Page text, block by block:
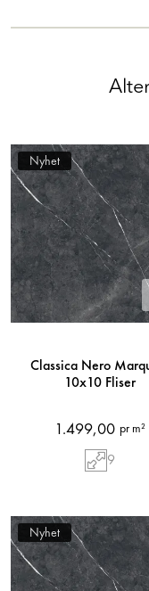
Nyhet
Classica Nero
10x10 Fliser
1.499,00 pr m²
9
Nyhet